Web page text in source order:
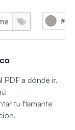
PDF a dónde ir.
tu flamante